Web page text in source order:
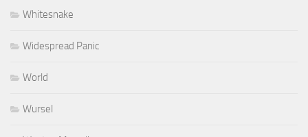
Whitesnake
Widespread Panic
World
Wursel